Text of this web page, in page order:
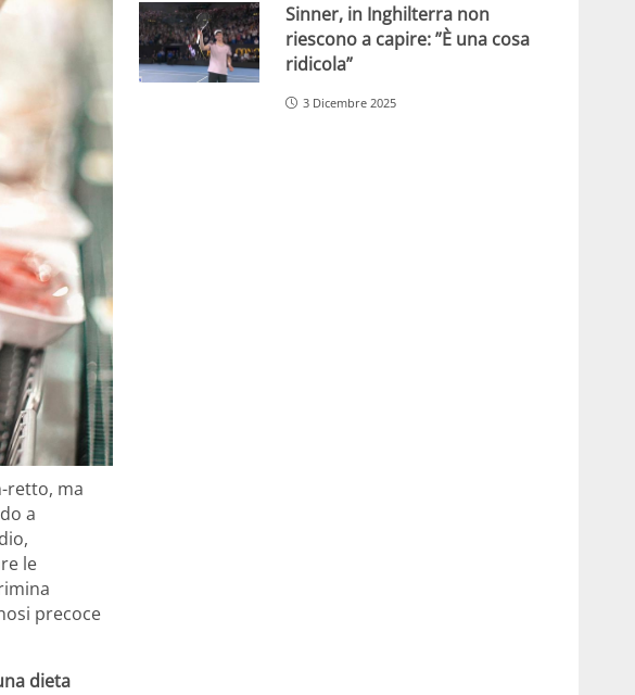
retto, ma
a
le
precoce
dieta
Sinner, in Inghilterra non
riescono a capire: ”È una cosa
ridicola”
3 Dicembre 2025